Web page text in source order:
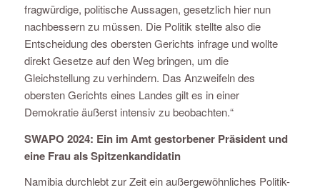
fragwürdige, politische Aussagen, gesetzlich hier nun
nachbessern zu müssen. Die Politik stellte also die
Entscheidung des obersten Gerichts infrage und wollte
direkt Gesetze auf den Weg bringen, um die
Gleichstellung zu verhindern. Das Anzweifeln des
obersten Gerichts eines Landes gilt es in einer
Demokratie äußerst intensiv zu beobachten.“
SWAPO 2024: Ein im Amt gestorbener Präsident und
eine Frau als Spitzenkandidatin
Namibia durchlebt zur Zeit ein außergewöhnliches Politik-